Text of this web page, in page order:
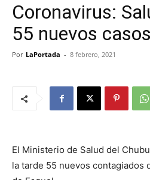
Coronavirus:
55 nuevos
Por LaPortada - 8 febrero, 2021
El Ministerio de Salud del
la tarde 55 nuevos contagiados